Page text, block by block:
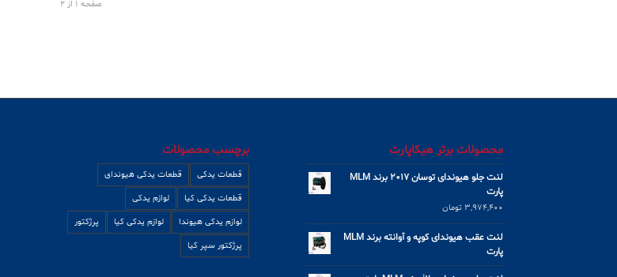
صفحه 1 از 2
محصولات برتر هیکاپارت
لنت جلو هیوندای توسان 2017 برند MLM
پارت
3,974,400 تومان
لنت عقب هیوندای کوپه و آوانته برند MLM
پارت
برچسب محصولات
قطعات یدکی
قطعات یدکی هیوندای
قطعات یدکی کیا
لوازم یدکی
لوازم یدکی هیوندا
لوازم یدکی کیا
پرژکتور
پرژکتور سپر کیا